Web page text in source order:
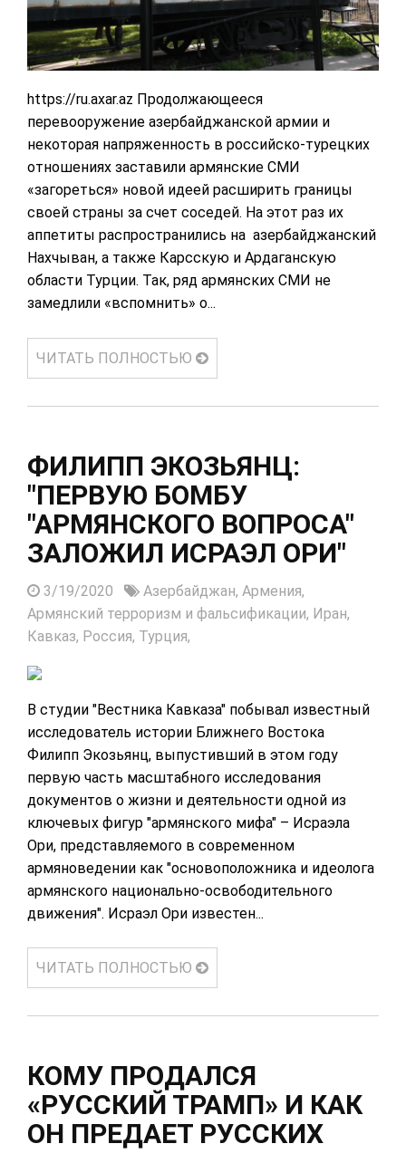
https://ru.axar.az Продолжающееся
перевооружение азербайджанской армии и
некоторая напряженность в российско-турецких
отношениях заставили армянские СМИ
«загореться» новой идеей расширить границы
своей страны за счет соседей. На этот раз их
аппетиты распространились на азербайджанский
Нахчыван, а также Карсскую и Ардаганскую
области Турции. Так, ряд армянских СМИ не
замедлили «вспомнить» о...
ЧИТАТЬ ПОЛНОСТЬЮ
ФИЛИПП ЭКОЗЬЯНЦ:
"ПЕРВУЮ БОМБУ
"АРМЯНСКОГО ВОПРОСА"
ЗАЛОЖИЛ ИСРАЭЛ ОРИ"
3/19/2020 Азербайджан, Армения,
Армянский терроризм и фальсификации, Иран,
Кавказ, Россия, Турция,
В студии "Вестника Кавказа" побывал известный
исследователь истории Ближнего Востока
Филипп Экозьянц, выпустивший в этом году
первую часть масштабного исследования
документов о жизни и деятельности одной из
ключевых фигур "армянского мифа" – Исраэла
Ори, представляемого в современном
армяноведении как "основоположника и идеолога
армянского национально-освободительного
движения". Исраэл Ори известен...
ЧИТАТЬ ПОЛНОСТЬЮ
КОМУ ПРОДАЛСЯ
«РУССКИЙ ТРАМП» И КАК
ОН ПРЕДАЕТ РУССКИХ